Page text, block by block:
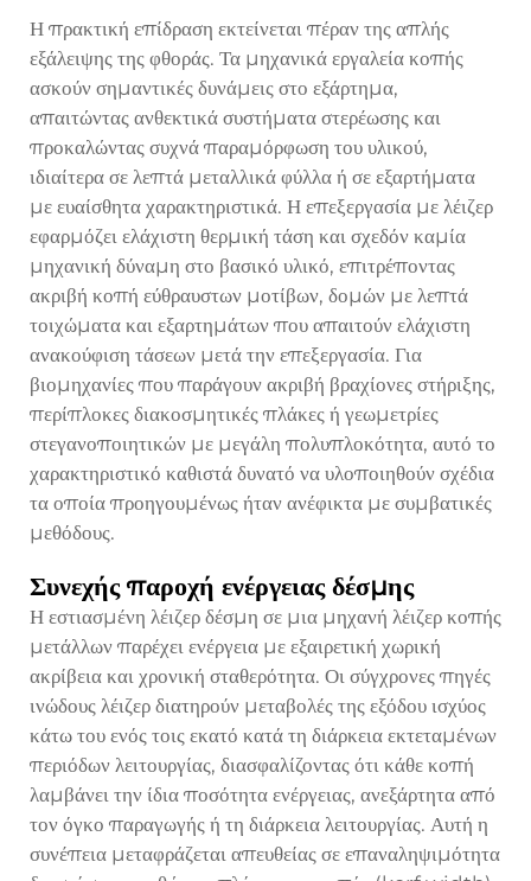
Η πρακτική επίδραση εκτείνεται πέραν της απλής
εξάλειψης της φθοράς. Τα μηχανικά εργαλεία κοπής
ασκούν σημαντικές δυνάμεις στο εξάρτημα,
απαιτώντας ανθεκτικά συστήματα στερέωσης και
προκαλώντας συχνά παραμόρφωση του υλικού,
ιδιαίτερα σε λεπτά μεταλλικά φύλλα ή σε εξαρτήματα
με ευαίσθητα χαρακτηριστικά. Η επεξεργασία με λέιζερ
εφαρμόζει ελάχιστη θερμική τάση και σχεδόν καμία
μηχανική δύναμη στο βασικό υλικό, επιτρέποντας
ακριβή κοπή εύθραυστων μοτίβων, δομών με λεπτά
τοιχώματα και εξαρτημάτων που απαιτούν ελάχιστη
ανακούφιση τάσεων μετά την επεξεργασία. Για
βιομηχανίες που παράγουν ακριβή βραχίονες στήριξης,
περίπλοκες διακοσμητικές πλάκες ή γεωμετρίες
στεγανοποιητικών με μεγάλη πολυπλοκότητα, αυτό το
χαρακτηριστικό καθιστά δυνατό να υλοποιηθούν σχέδια
τα οποία προηγουμένως ήταν ανέφικτα με συμβατικές
μεθόδους.
Συνεχής παροχή ενέργειας δέσμης
Η εστιασμένη λέιζερ δέσμη σε μια μηχανή λέιζερ κοπής
μετάλλων παρέχει ενέργεια με εξαιρετική χωρική
ακρίβεια και χρονική σταθερότητα. Οι σύγχρονες πηγές
ινώδους λέιζερ διατηρούν μεταβολές της εξόδου ισχύος
κάτω του ενός τοις εκατό κατά τη διάρκεια εκτεταμένων
περιόδων λειτουργίας, διασφαλίζοντας ότι κάθε κοπή
λαμβάνει την ίδια ποσότητα ενέργειας, ανεξάρτητα από
τον όγκο παραγωγής ή τη διάρκεια λειτουργίας. Αυτή η
συνέπεια μεταφράζεται απευθείας σε επαναληψιμότητα